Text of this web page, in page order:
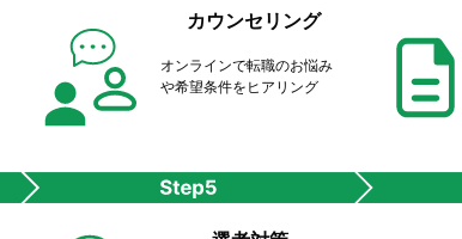
カウンセリング
オンラインで転職のお悩み
や希望条件をヒアリング